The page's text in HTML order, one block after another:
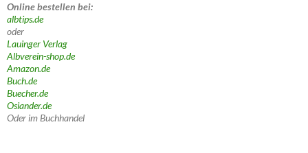
Online bestellen bei:
albtips.de
oder
Lauinger Verlag
Albverein-shop.de
Amazon.de
Buch.de
Buecher.de
Osiander.de
Oder im Buchhandel